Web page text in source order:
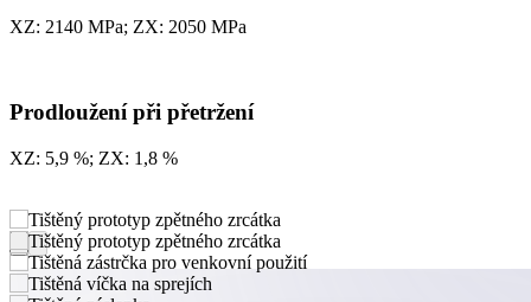
XZ: 2140 MPa; ZX: 2050 MPa
Prodloužení při přetržení
XZ: 5,9 %; ZX: 1,8 %